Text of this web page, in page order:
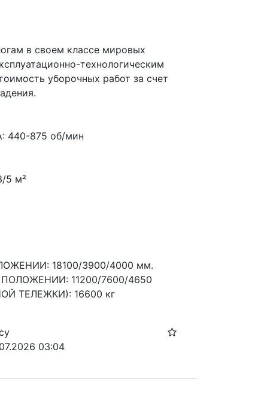
в своем классе мировых
технологическим
уборочных работ за счет
875 об/мин
5 м²
18100/3900/4000 мм.
11200/7600/4650
ТЕЛЕЖКИ): 16600 кг
03:04